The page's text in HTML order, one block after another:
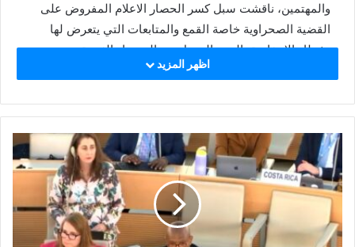
والمهتمين، ناقشت سبل كسر الحصار الاعلام المفروض على
القضية الصحراوية خاصة القمع والمتابعات التي يتعرض لها
نشطاء الانتفاضة بالجزء المحتل من الصحراء الغربية.
وببهو الجامعة حيث نصبت خيمة زينت بتقاليد الشعب الصحراوي
الإسبانية وجمهور من المواطنين الاسبان.
الجمعية قدمت عدد من الاغاني الوطنية المعروفة على خاصة
تلك التي تتغنى بأمجاد وبطولات مقاتلي جيش التحرير الشعبي
الصحراوي وكذا نضال الصحراويين وصبرهم وكفاحهم الطويل
من أجل الحرية والاستقلال.
محمد لبات ممثل الجبهة بلاريوخا وفي ختام الأيام التضامنية
اظهر المزيد